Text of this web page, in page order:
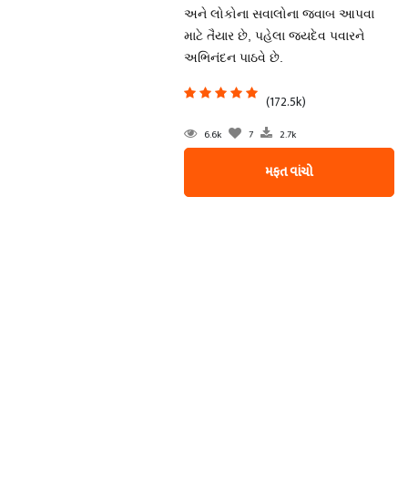
અને લોકોના સવાલોના જવાબ આપવા
માટે તૈયાર છે, પહેલા જયદેવ પવારને
અભિનંદન પાઠવે છે.
(172.5k)
6.6k 7 2.7k
મફત વાંચો